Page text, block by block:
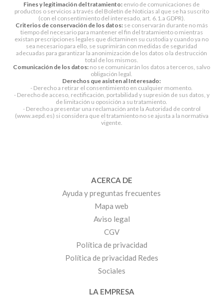
Fines y legitimación del tratamiento: envío de comunicaciones de
productos o servicios a través del Boletín de Noticias al que se ha suscrito
(con el consentimiento del interesado, art. 6.1.a GDPR).
Criterios de conservación de los datos:se conservarán durante no más
tiempo del necesario para mantener el fin del tratamiento o mientras
existan prescripciones legales que dictaminen su custodia y cuando ya no
sea necesario para ello, se suprimirán con medidas de seguridad
adecuadas para garantizar la anonimización de los datos o la destrucción
total de los mismos.
Comunicación de los datos: no se comunicarán los datos a terceros, salvo
obligación legal.
Derechos que asisten al Interesado:
- Derecho a retirar el consentimiento en cualquier momento.
- Derecho de acceso, rectificación, portabilidad y supresión de sus datos, y
de limitación u oposición a su tratamiento.
- Derecho a presentar una reclamación ante la Autoridad de control
(www.aepd.es) si considera que el tratamiento no se ajusta a la normativa
vigente.
ACERCA DE
Ayuda y preguntas frecuentes
Mapa web
Aviso legal
CGV
Política de privacidad
Política de privacidad Redes
Sociales
LA EMPRESA